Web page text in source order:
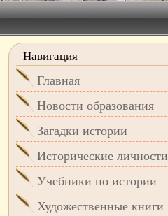
Навигация
Главная
Новости образования
Загадки истории
Исторические личности
Учебники по истории
Художественные книги